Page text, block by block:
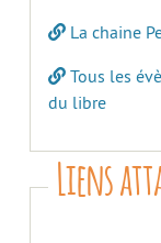
La chaine
Tous les
du libre
Liens